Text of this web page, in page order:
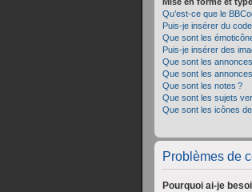
Qu’est-ce que le
Puis-je insérer du
Que sont les
Puis-je insérer des
Que sont les
Que sont les
Que sont les notes ?
Que sont les sujets
Que sont les icônes
Problèmes de
Pourquoi ai-je